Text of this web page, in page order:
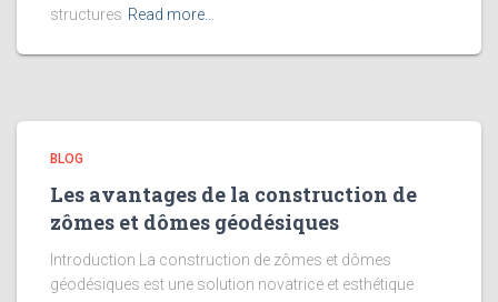
structures Read more…
BLOG
Les avantages de la construction de
zômes et dômes géodésiques
Introduction La construction de zômes et dômes
géodésiques est une solution novatrice et esthétique